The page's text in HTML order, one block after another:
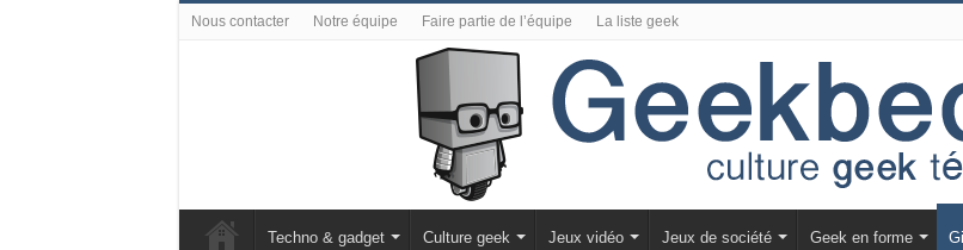
Nous contacter Notre équipe Faire partie de l’équipe La liste geek
Techno & gadget Culture geek Jeux vidéo Jeux de société Geek en forme